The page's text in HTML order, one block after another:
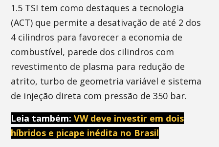
1.5 TSI tem como destaques a tecnologia
(ACT) que permite a desativação de até 2 dos
4 cilindros para favorecer a economia de
combustível, parede dos cilindros com
revestimento de plasma para redução de
atrito, turbo de geometria variável e sistema
de injeção direta com pressão de 350 bar.
Leia também: VW deve investir em dois
híbridos e picape inédita no Brasil